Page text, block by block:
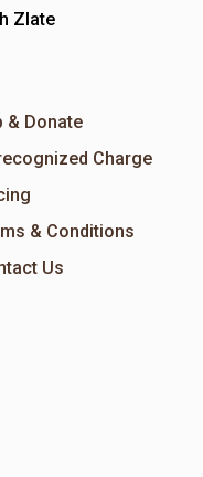
Zlate
& Donate
Charge
& Conditions
Us